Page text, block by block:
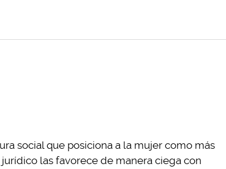
social que posiciona a la mujer como más
las favorece de manera ciega con